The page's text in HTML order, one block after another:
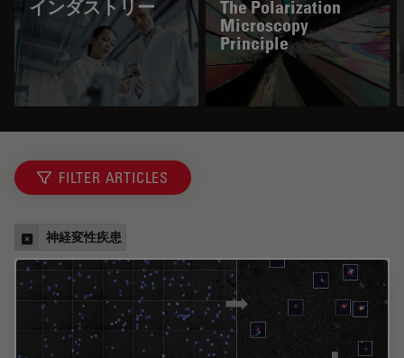
インダストリー
The Polarization
Microscopy
Principle
FILTER ARTICLES
神経変性疾患